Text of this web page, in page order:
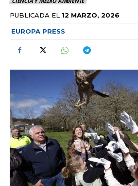
PUBLICADA EL 12 MARZO, 2026
EUROPA PRESS